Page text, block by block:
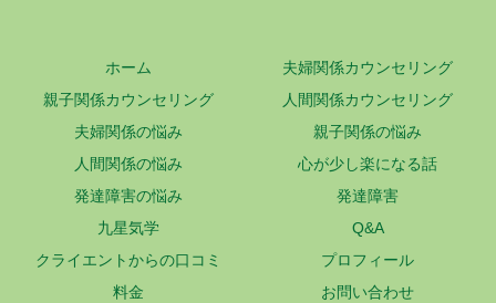
ホーム
夫婦関係カウンセリング
親子関係カウンセリング
人間関係カウンセリング
夫婦関係の悩み
親子関係の悩み
人間関係の悩み
心が少し楽になる話
発達障害の悩み
発達障害
九星気学
Q&A
クライエントからの口コミ
プロフィール
料金
お問い合わせ